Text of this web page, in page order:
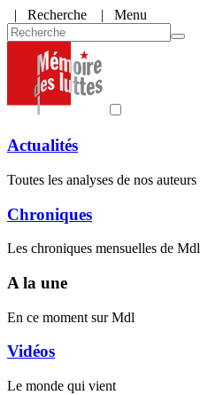
| Recherche | Menu
Actualités
Toutes les analyses de nos auteurs
Chroniques
Les chroniques mensuelles de Mdl
A la une
En ce moment sur Mdl
Vidéos
Le monde qui vient